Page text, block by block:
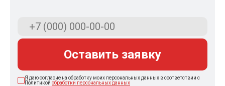
Оставить заявку
Я даю согласие на обработку моих персональных данных в соответствии с
Политикой обработки персональных данных